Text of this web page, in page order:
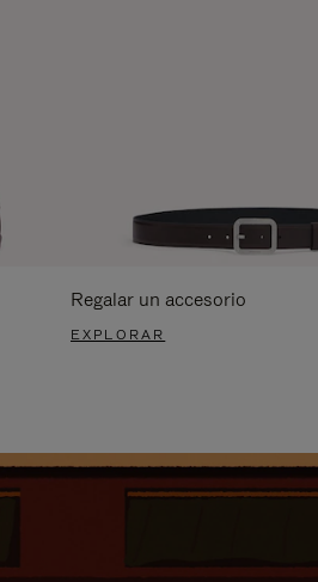
Regalar un accesorio
EXPLORAR